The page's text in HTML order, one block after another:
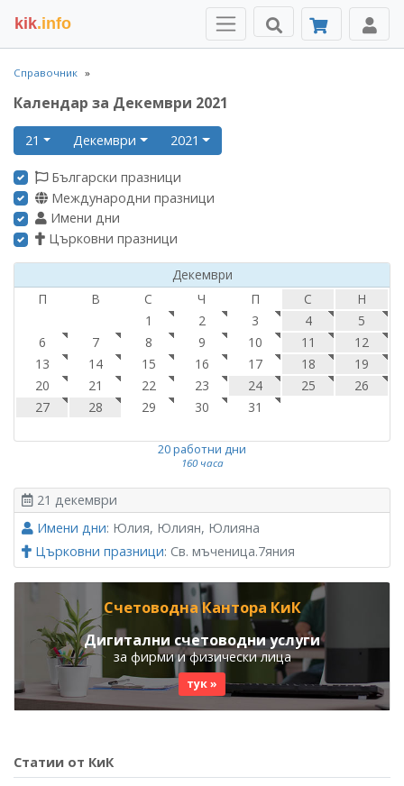
kik.info
Справочник
Календар за Декември 2021
21 Декември 2021
Български празници
Международни празници
Имени дни
Църковни празници
Декември
П
В С Ч П С
Н
1
2 3 4
5
6
7 8 9 10 11
12
13
14 15 16 17 18
19
20
21 22 23 24 25
26
27
28 29 30 31
20 работни дни
160 часа
21 декември
Имени дни: Юлия, Юлиян, Юлияна
Църковни празници: Св. мъченица.7яния
Счетоводна Кантора КиК
Дигитални счетоводни услуги
за фирми и физически лица
тук »
Статии от КиК